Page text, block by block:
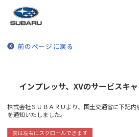
前のページに戻る
インプレッサ、XVのサービスキ
株式会社ＳＵＢＡＲＵより、国土交通省に下記内
を通知いたしました。